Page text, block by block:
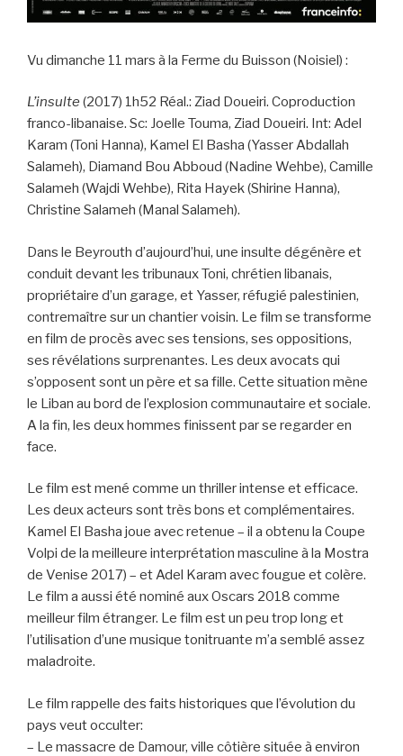
Vu dimanche 11 mars à la Ferme du Buisson (Noisiel) :
L’insulte (2017) 1h52 Réal.: Ziad Doueiri. Coproduction
franco-libanaise. Sc: Joelle Touma, Ziad Doueiri. Int: Adel
Karam (Toni Hanna), Kamel El Basha (Yasser Abdallah
Salameh), Diamand Bou Abboud (Nadine Wehbe), Camille
Salameh (Wajdi Wehbe), Rita Hayek (Shirine Hanna),
Christine Salameh (Manal Salameh).
Dans le Beyrouth d’aujourd’hui, une insulte dégénère et
conduit devant les tribunaux Toni, chrétien libanais,
propriétaire d’un garage, et Yasser, réfugié palestinien,
contremaître sur un chantier voisin. Le film se transforme
en film de procès avec ses tensions, ses oppositions,
ses révélations surprenantes. Les deux avocats qui
s’opposent sont un père et sa fille. Cette situation mène
le Liban au bord de l’explosion communautaire et sociale.
A la fin, les deux hommes finissent par se regarder en
face.
Le film est mené comme un thriller intense et efficace.
Les deux acteurs sont très bons et complémentaires.
Kamel El Basha joue avec retenue – il a obtenu la Coupe
Volpi de la meilleure interprétation masculine à la Mostra
de Venise 2017) – et Adel Karam avec fougue et colère.
Le film a aussi été nominé aux Oscars 2018 comme
meilleur film étranger. Le film est un peu trop long et
l’utilisation d’une musique tonitruante m’a semblé assez
maladroite.
Le film rappelle des faits historiques que l’évolution du
pays veut occulter:
– Le massacre de Damour, ville côtière située à environ